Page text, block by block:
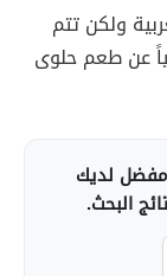
ولكن تتم
عن طعم حلوى
لديك
البحث.